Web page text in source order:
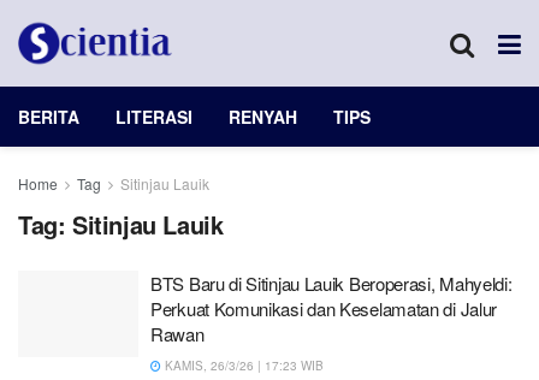
BERITA LITERASI RENYAH TIPS
Home Tag Sitinjau Lauik
Tag: Sitinjau Lauik
BTS Baru di Sitinjau Lauik Beroperasi, Mahyeldi:
Perkuat Komunikasi dan Keselamatan di Jalur
Rawan
KAMIS, 26/3/26 | 17:23 WIB